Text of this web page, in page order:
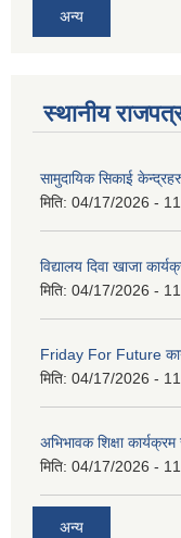
अन्य
स्थानीय
सामुदायिक सिकाई
मिति: 04/17/2026 -
विद्यालय दिवा खाजा
मिति: 04/17/2026 -
Friday For Future
मिति: 04/17/2026 -
अभिभावक शिक्षा
मिति: 04/17/2026 -
अन्य